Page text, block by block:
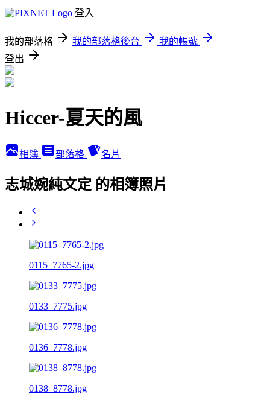
登入
我的部落格 我的部落格後台
我的帳號
登出
Hiccer-夏天的風
相簿 部落格 名片
志城婉純文定 的相簿照片
0115_7765-2.jpg
0133_7775.jpg
0136_7778.jpg
0138_8778.jpg